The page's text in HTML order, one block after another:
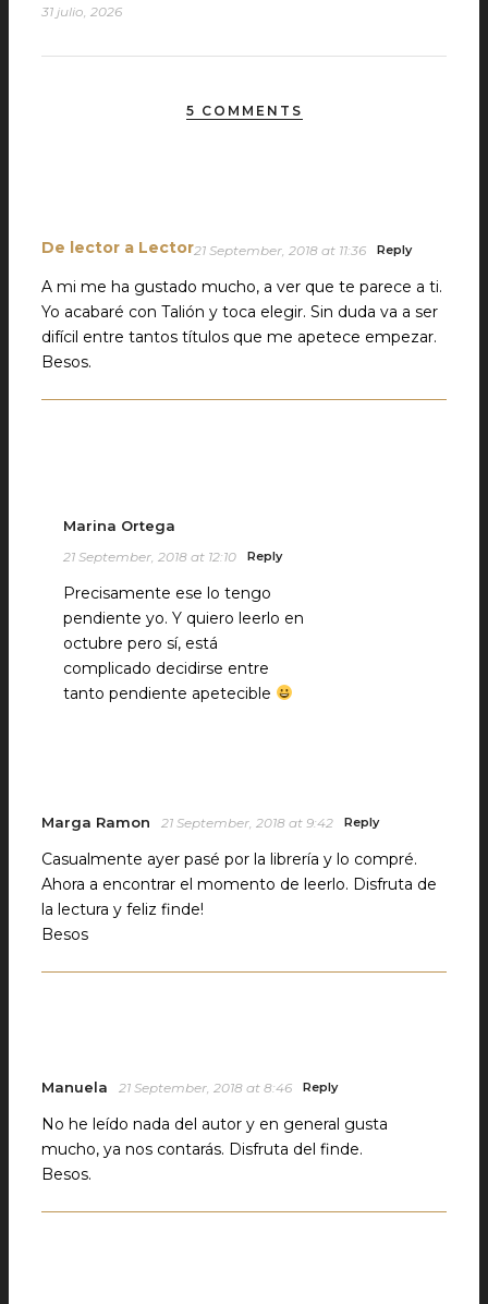
31 julio, 2026
5 COMMENTS
De lector a Lector21 September, 2018 at 11:36 Reply
A mi me ha gustado mucho, a ver que te parece a ti.
Yo acabaré con Talión y toca elegir. Sin duda va a ser
difícil entre tantos títulos que me apetece empezar.
Besos.
Marina Ortega
21 September, 2018 at 12:10 Reply
Precisamente ese lo tengo
pendiente yo. Y quiero leerlo en
octubre pero sí, está
complicado decidirse entre
tanto pendiente apetecible
Marga Ramon 21 September, 2018 at 9:42 Reply
Casualmente ayer pasé por la librería y lo compré.
Ahora a encontrar el momento de leerlo. Disfruta de
la lectura y feliz finde!
Besos
Manuela 21 September, 2018 at 8:46 Reply
No he leído nada del autor y en general gusta
mucho, ya nos contarás. Disfruta del finde.
Besos.